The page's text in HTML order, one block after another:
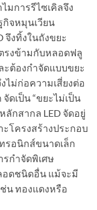
มการรีไซเคิลจึง
กิจหมุนเวียน
จึงทิ้งในถังขยะ
รงข้ามกับหลอดฟลู
ะต้องกำจัดแบบขยะ
ไม่ก่อความเสี่ยงต่อ
ดเป็น “ขยะไม่เป็น
ลักสากล LED จัดอยู่
โครงสร้างประกอบ
รอนิกส์ขนาดเล็ก
กำจัดพิเศษ
ดชนิดอื่น แม้จะมี
น ทองแดงหรือ